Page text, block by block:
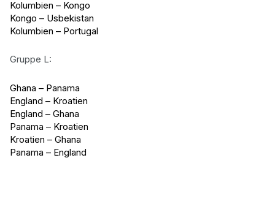
Kolumbien – Kongo
Kongo – Usbekistan
Kolumbien – Portugal
Gruppe L:
Ghana – Panama
England – Kroatien
England – Ghana
Panama – Kroatien
Kroatien – Ghana
Panama – England